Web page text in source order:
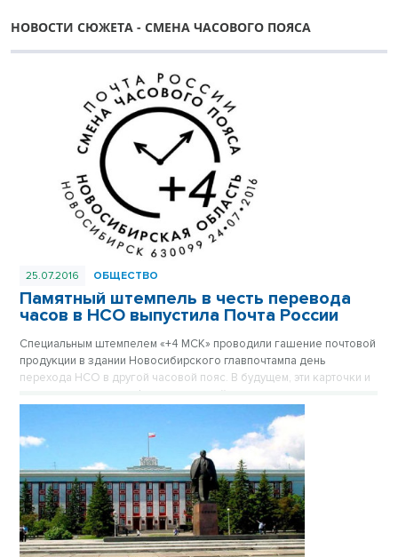
НОВОСТИ СЮЖЕТА - СМЕНА ЧАСОВОГО ПОЯСА
25.07.2016 ОБЩЕСТВО
Памятный штемпель в честь перевода
часов в НСО выпустила Почта России
Специальным штемпелем «+4 МСК» проводили гашение почтовой
продукции в здании Новосибирского главпочтампа день
перехода НСО в другой часовой пояс. В будущем, эти карточки и
конверты могут стать филателической ценностью.